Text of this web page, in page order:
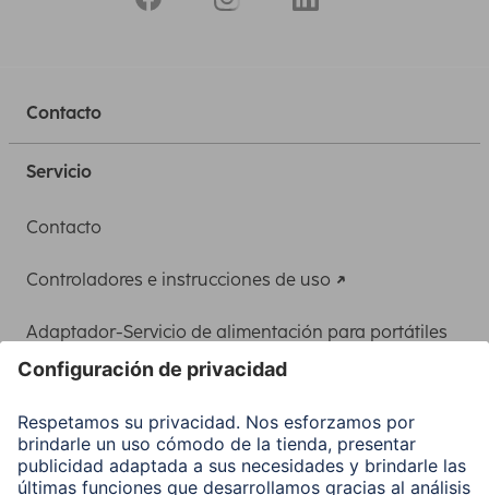
Contacto
Servicio
Contacto
Controladores e instrucciones de uso
Adaptador-Servicio de alimentación para portátiles
Clientes online